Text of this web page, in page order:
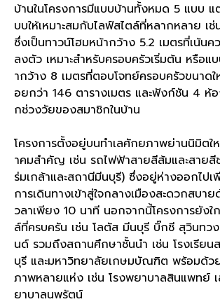
บ้านในโครงการมีแบบบ้านทั้งหมด 5 แบบ
บบให้เหมาะสมกับไลฟ์สไตล์ที่หลากหลาย เ
ซึ่งเป็นทาวน์โฮมหน้ากว้าง 5.2 เมตรที่เน้นค
ลงตัว เหมาะสำหรับครอบครัวเริ่มต้น หรือ
ากว้าง 8 เมตรที่ตอบโจทย์ครอบครัวขนา
อยกว่า 146 ตารางเมตร และฟังก์ชัน 4 ห้
กช่วงวัยของสมาชิกในบ้าน
โครงการตั้งอยู่บนทำเลศักยภาพย่านนิมิตใ
าคมสำคัญ เช่น รถไฟฟ้าสายสีส้มและสาย
ร่มเกล้าและสถานีมีนบุรี) ซึ่งอยู่ห่างออกไป
การเดินทางเข้าสู่ใจกลางเมืองสะดวกสบา
วลาเพียง 10 นาที นอกจากนี้โครงการยังใ
ล์ที่ครบครัน เช่น โลตัส มีนบุรี บิ๊กซี สุวินทว
นด์ รวมถึงสถานศึกษาชั้นนำ เช่น โรงเรียน
บุรี และมหาวิทยาลัยเกษมบัณฑิต พร้อมด้
ภาพหลายแห่ง เช่น โรงพยาบาลสินแพทย์
ยาบาลนพรัตน์